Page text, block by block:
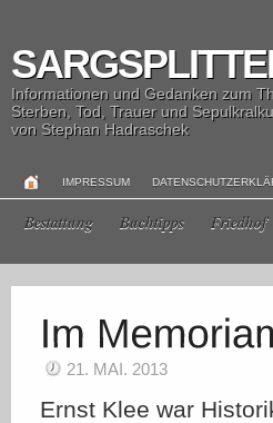
Informationen und Gedanken zum
Sterben, Tod, Trauer und
von Stephan Hadraschek
IMPRESSUM
Bestattung Buchtipps Friedhof
21. MAI. 2013
Ernst Klee war